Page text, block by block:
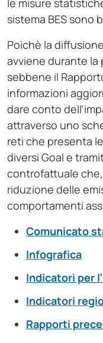
le misure
sistema BES sono
Poichè la
avviene durante la
sebbene il
informazioni
dare conto
attraverso uno
reti che presenta
diversi Goal e
controfattuale
riduzione delle
comportamenti
Comunicato
Infografica
Indicatori per
Indicatori
Rapporti